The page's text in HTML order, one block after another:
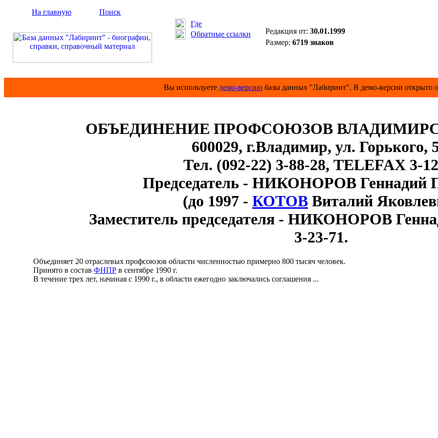
На главную
Поиск
Где
Обратные ссылки
Редакция от: 30.01.1999
Размер: 6719 знаков
Вы используете демо-версию базы данных "Лабиринт". В демо-версии открыто
ОБЪЕДИНЕНИЕ ПРОФСОЮЗОВ
600029, г.Владимир, ул. Горького,
Тел. (092-22) 3-88-28, ТELEFAX 3-
Председатель - НИКОНОРОВ Геннадий
(до 1997 - КОТОВ Виталий
Заместитель председателя - НИКОНОРОВ
3-23-71.
Объединяет 20 отраслевых профсоюзов области численностью примерно 800 тысяч человек.
Принято в состав ФНПР в сентябpе 1990 г.
В течение трех лет, начиная с 1990 г., в области ежегодно заключались соглашения ...